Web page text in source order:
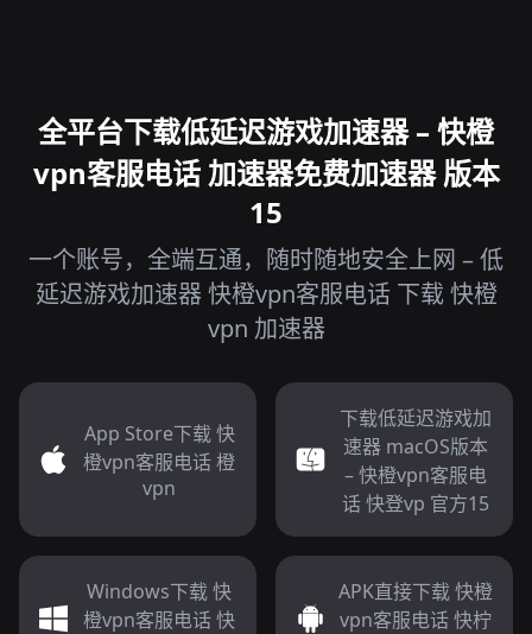
全平台下载低延迟游戏加速器 – 快橙
vpn客服电话 加速器免费加速器 版本
15
一个账号，全端互通，随时随地安全上网 – 低
延迟游戏加速器 快橙vpn客服电话 下载 快橙
vpn 加速器
App Store下载 快
橙vpn客服电话 橙
vpn
下载低延迟游戏加
速器 macOS版本
– 快橙vpn客服电
话 快登vp 官方15
Windows下载 快
橙vpn客服电话 快
APK直接下载 快橙
vpn客服电话 快柠